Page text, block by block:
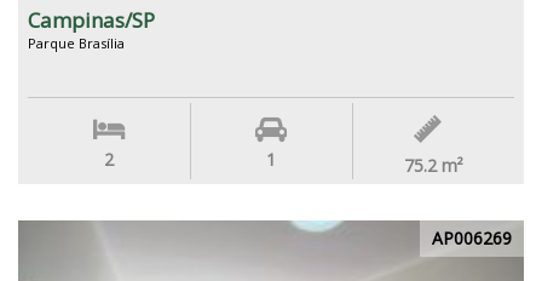
Campinas/SP
Parque Brasília
2 1 75.2 m²
AP006269